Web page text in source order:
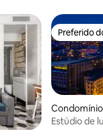
Preferido
Preferido
Condomínio
Estúdio de